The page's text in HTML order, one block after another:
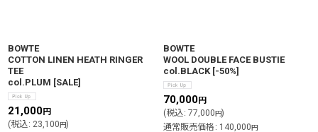
BOWTE
COTTON LINEN HEATH RINGER
TEE
col.PLUM [SALE]
21,000円
(税込: 23,100円)
BOWTE
WOOL DOUBLE FACE BUSTIE
col.BLACK [-50%]
70,000円
(税込: 77,000円)
通常販売価格 : 140,000円